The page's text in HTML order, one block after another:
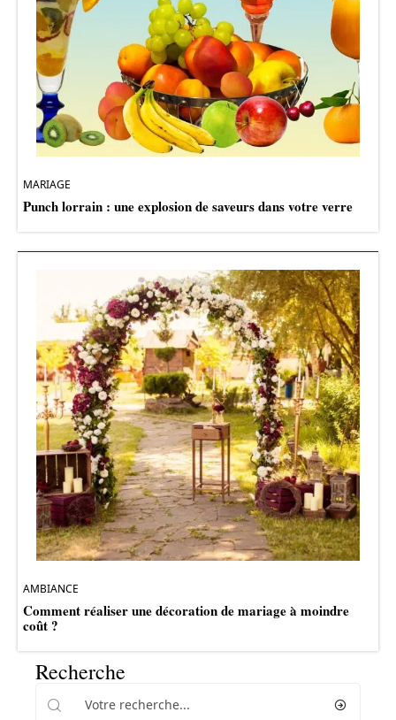
MARIAGE
Punch lorrain : une explosion de saveurs dans votre verre
AMBIANCE
Comment réaliser une décoration de mariage à moindre
coût ?
Recherche